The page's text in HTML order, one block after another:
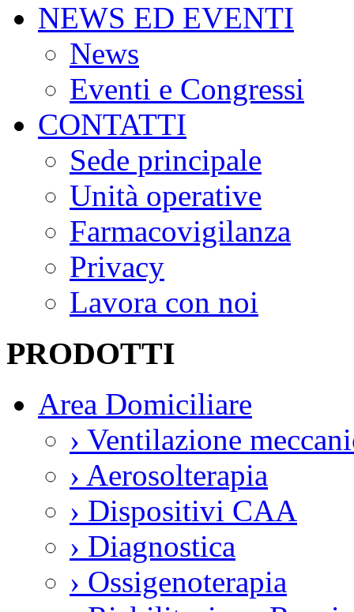
NEWS ED EVENTI
News
Eventi e Congressi
CONTATTI
Sede principale
Unità operative
Farmacovigilanza
Privacy
Lavora con noi
PRODOTTI
Area Domiciliare
› Ventilazione
› Aerosolterapia
› Dispositivi CAA
› Diagnostica
› Ossigenoterapia